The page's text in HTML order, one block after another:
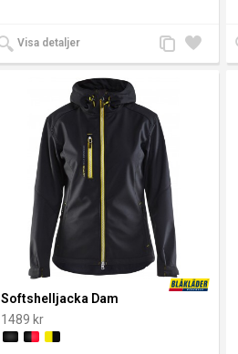
Visa detaljer
Lägg
till i
Lägg
till
Softshelljacka Dam
1489 kr